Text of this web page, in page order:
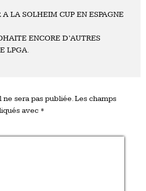
A LA SOLHEIM CUP EN ESPAGNE
ENCORE D’AUTRES
LPGA.
ne sera pas publiée.Les champs
avec *